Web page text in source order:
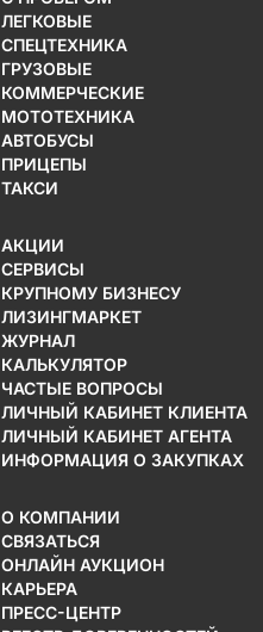
ЛЕГКОВЫЕ
СПЕЦТЕХНИКА
ГРУЗОВЫЕ
КОММЕРЧЕСКИЕ
МОТОТЕХНИКА
АВТОБУСЫ
ПРИЦЕПЫ
ТАКСИ
АКЦИИ
СЕРВИСЫ
КРУПНОМУ БИЗНЕСУ
ЛИЗИНГМАРКЕТ
ЖУРНАЛ
КАЛЬКУЛЯТОР
ЧАСТЫЕ ВОПРОСЫ
ЛИЧНЫЙ КАБИНЕТ КЛИЕНТА
ЛИЧНЫЙ КАБИНЕТ АГЕНТА
ИНФОРМАЦИЯ О ЗАКУПКАХ
О КОМПАНИИ
СВЯЗАТЬСЯ
ОНЛАЙН АУКЦИОН
КАРЬЕРА
ПРЕСС-ЦЕНТР